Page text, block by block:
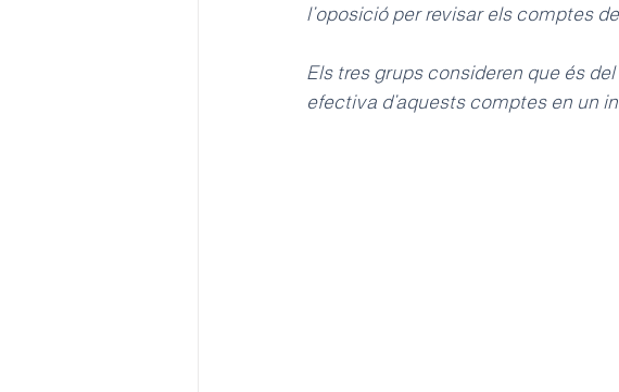
l’oposició per revisar els comptes
Els tres grups consideren que és
efectiva d’aquests comptes en un